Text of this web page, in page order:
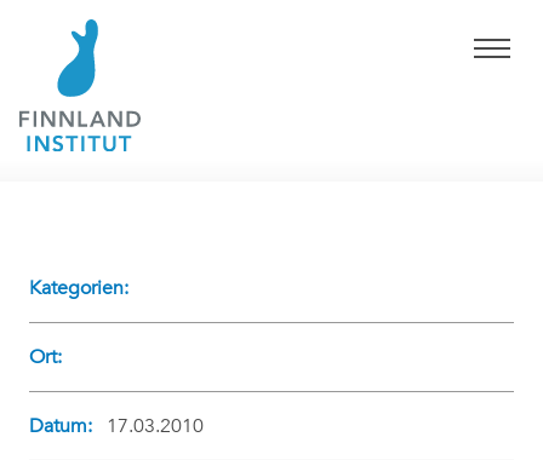
Kategorien:
Ort:
Datum: 17.03.2010